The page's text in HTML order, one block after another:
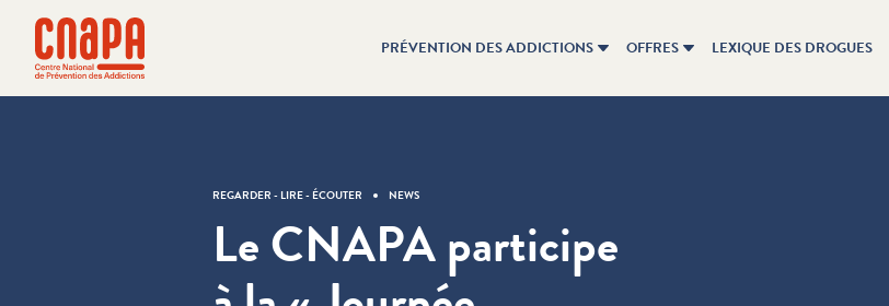
Passer directement au contenu
cnapa
PRÉVENTION DES ADDICTIONS OFFRES LEXIQUE DES DROGUES
REGARDER - LIRE - ÉCOUTER NEWS
Le CNAPA participe
Panneau de gestion des cookies